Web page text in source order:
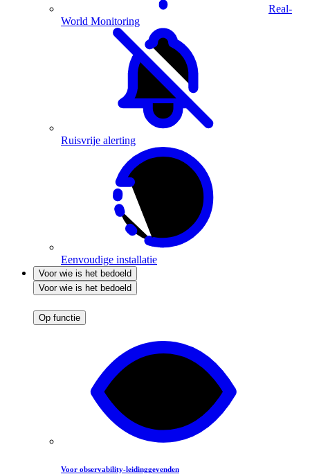
Real-
World Monitoring
Ruisvrije alerting
Eenvoudige installatie
Voor wie is het bedoeld
Voor wie is het bedoeld
Op functie
Voor observability-leidinggevenden